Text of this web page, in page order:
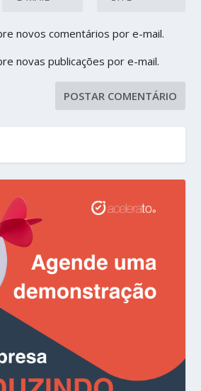
novos comentários por e-mail.
novas publicações por e-mail.